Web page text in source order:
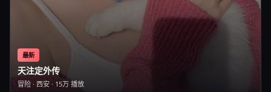
最新
天注定外传
冒险 · 西安 · 15万 播放